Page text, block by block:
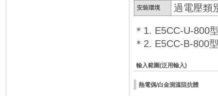
安裝環境 過電壓類
＊1. E5CC-U-800
＊2. E5CC-B-800
輸入範圍(泛用輸入)
熱電偶/白金測溫阻抗體